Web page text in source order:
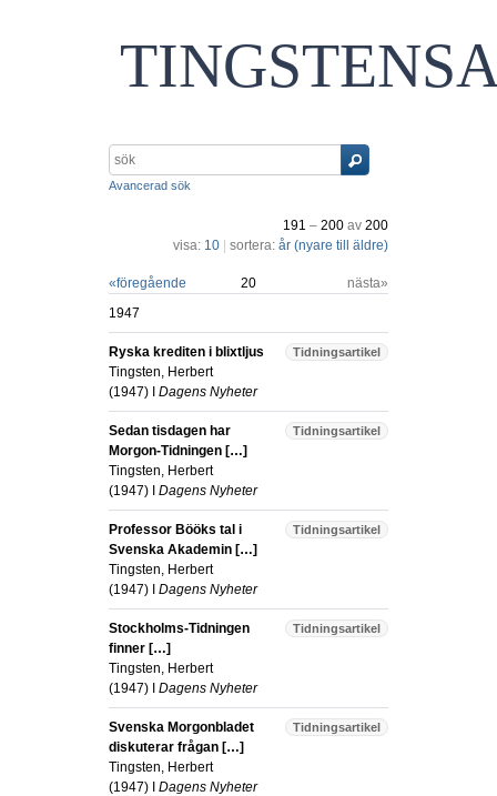
Avancerad sök
191 – 200 av 200
visa: 10 sortera: år (nyare till äldre)
«föregående 20
nästa»
1947
Tidningsartikel
Ryska krediten i blixtljus
Tingsten, Herbert
(1947) I Dagens Nyheter
Tidningsartikel
Sedan tisdagen har
Morgon-Tidningen […]
Tingsten, Herbert
(1947) I Dagens Nyheter
Tidningsartikel
Professor Bööks tal i
Svenska Akademin […]
Tingsten, Herbert
(1947) I Dagens Nyheter
Tidningsartikel
Stockholms-Tidningen
finner […]
Tingsten, Herbert
(1947) I Dagens Nyheter
Tidningsartikel
Svenska Morgonbladet
diskuterar frågan […]
Tingsten, Herbert
(1947) I Dagens Nyheter